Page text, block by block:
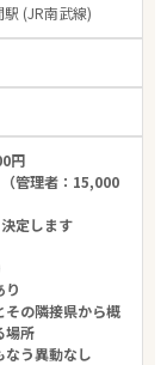
駅 (JR南武線)
円
管理者：15,000
定します
り
その隣接県から概
場所
なう異動なし